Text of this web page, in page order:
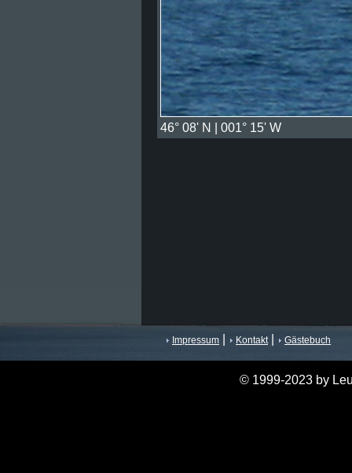
46° 08' N | 001° 15' W
Impressum Kontakt| Gästebuch
© 1999-2023 by